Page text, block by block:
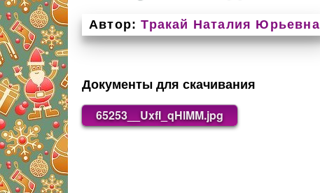
Автор: Тракай Наталия Юрьевна
Документы для скачивания
65253__UxfI_qHlMM.jpg